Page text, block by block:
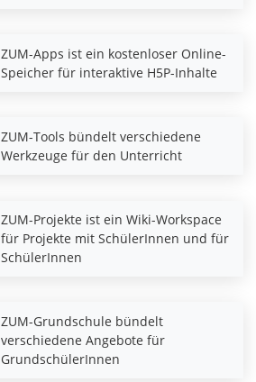
ZUM-Apps ist ein kostenloser Online-
Speicher für interaktive H5P-Inhalte
ZUM-Tools bündelt verschiedene
Werkzeuge für den Unterricht
ZUM-Projekte ist ein Wiki-Workspace
für Projekte mit SchülerInnen und für
SchülerInnen
ZUM-Grundschule bündelt
verschiedene Angebote für
GrundschülerInnen